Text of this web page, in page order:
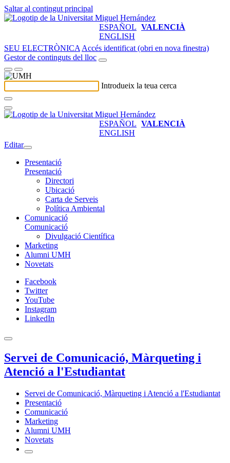
Saltar al contingut principal
ESPAÑOL VALENCIÀ
ENGLISH
SEU ELECTRÒNICA Accés identificat (obri en nova finestra)
Gestor de continguts del lloc
Introdueix la teua cerca
ESPAÑOL VALENCIÀ
ENGLISH
Editar
Presentació
Presentació
Directori
Ubicació
Carta de Serveis
Política Ambiental
Comunicació
Comunicació
Divulgació Científica
Marketing
Alumni UMH
Novetats
Facebook
Twitter
YouTube
Instagram
LinkedIn
Servei de Comunicació, Màrqueting i
Atenció a l'Estudiantat
Servei de Comunicació, Màrqueting i Atenció a l'Estudiantat
Presentació
Comunicació
Marketing
Alumni UMH
Novetats